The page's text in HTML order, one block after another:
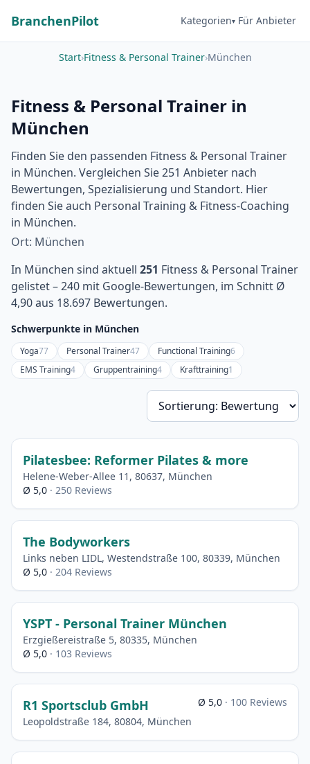
BranchenPilot Kategorien Für Anbieter
Start›Fitness & Personal Trainer›München
Fitness & Personal Trainer in
München
Finden Sie den passenden Fitness & Personal Trainer
in München. Vergleichen Sie 251 Anbieter nach
Bewertungen, Spezialisierung und Standort. Hier
finden Sie auch Personal Training & Fitness-Coaching
in München.
Ort: München
In München sind aktuell 251 Fitness & Personal Trainer
gelistet – 240 mit Google-Bewertungen, im Schnitt Ø
4,90 aus 18.697 Bewertungen.
Schwerpunkte in München
Yoga77 Personal Trainer47 Functional Training6
EMS Training4 Gruppentraining4 Krafttraining1
Pilatesbee: Reformer Pilates & more
Helene-Weber-Allee 11, 80637, München
Ø 5,0 · 250 Reviews
The Bodyworkers
Links neben LIDL, Westendstraße 100, 80339, München
Ø 5,0 · 204 Reviews
YSPT - Personal Trainer München
Erzgießereistraße 5, 80335, München
Ø 5,0 · 103 Reviews
R1 Sportsclub GmbH
Leopoldstraße 184, 80804, München
Ø 5,0 · 100 Reviews